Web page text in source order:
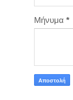
Μήνυμα *